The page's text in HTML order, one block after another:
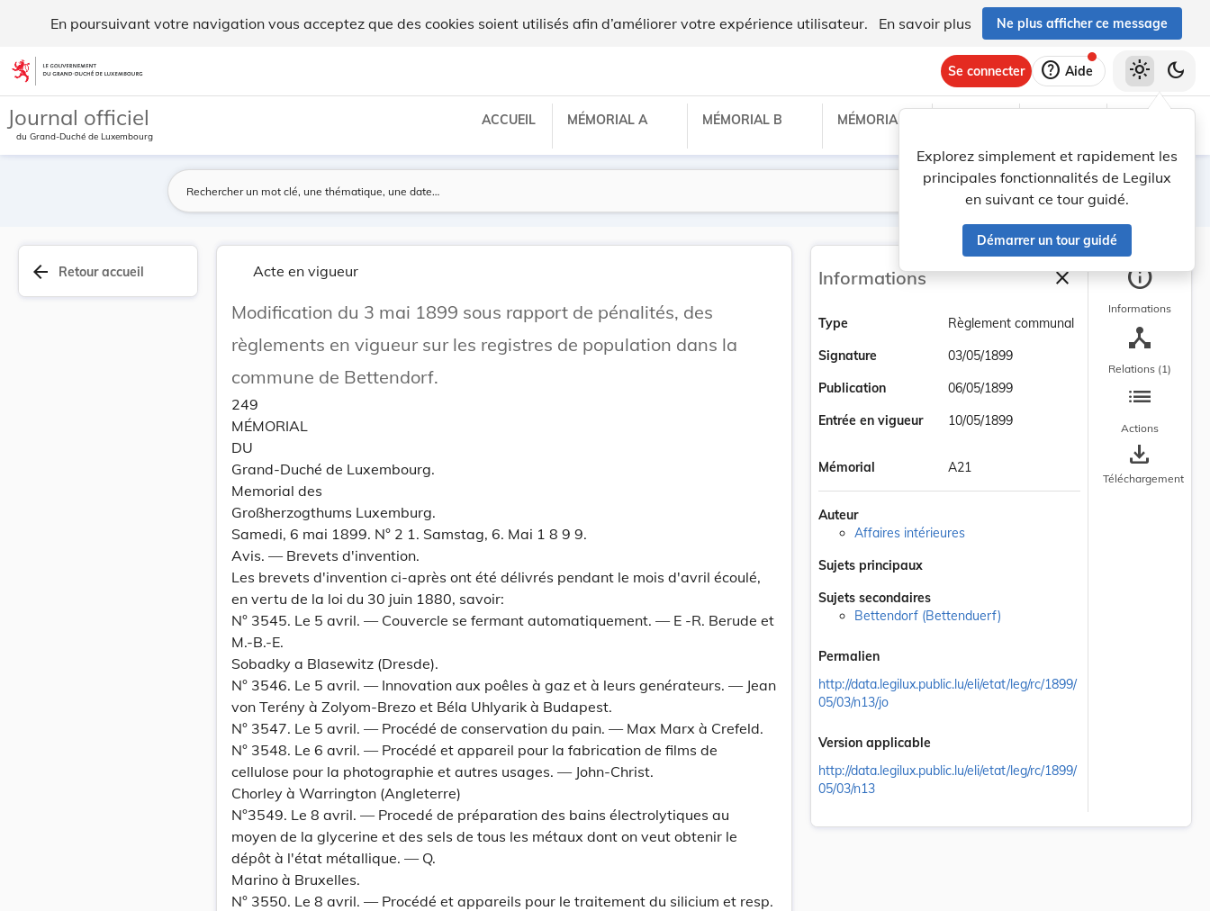
En poursuivant votre navigation vous acceptez que des cookies soient utilisés afin d’améliorer votre expérience utilisateur. En savoir plus Ne plus afficher ce message
Aller au contenu
Se connecter help Aide
Explorez simplement et rapidement les
principales fonctionnalités de Legilux
en suivant ce tour guidé.
Démarrer un tour guidé
light_mode dark_mode
Journal officiel
du Grand-Duché de Luxembourg
ACCUEIL MÉMORIAL A MÉMORIAL B MÉMORIAL C
Lancer la recherche
Filtres
arrow_back Retour accueil Acte en vigueur
Modification du 3 mai 1899 sous rapport de pénalités, des
règlements en vigueur sur les registres de population dans la
commune de Bettendorf.
249
MÉMORIAL
DU
Grand-Duché de Luxembourg.
Memorial des
Großherzogthums Luxemburg.
Samedi, 6 mai 1899. N° 2 1. Samstag, 6. Mai 1 8 9 9.
Avis. — Brevets d'invention.
Les brevets d'invention ci-après ont été délivrés pendant le mois d'avril écoulé,
en vertu de la loi du 30 juin 1880, savoir:
N° 3545. Le 5 avril. — Couvercle se fermant automatiquement. — E -R. Berude et
M.-B.-E.
Sobadky a Blasewitz (Dresde).
N° 3546. Le 5 avril. — Innovation aux poêles à gaz et à leurs genérateurs. — Jean
von Terény à Zolyom-Brezo et Béla Uhlyarik à Budapest.
N° 3547. Le 5 avril. — Procédé de conservation du pain. — Max Marx à Crefeld.
N° 3548. Le 6 avril. — Procédé et appareil pour la fabrication de films de
cellulose pour la photographie et autres usages. — John-Christ.
Chorley à Warrington (Angleterre)
N°3549. Le 8 avril. — Procedé de préparation des bains électrolytiques au
moyen de la glycerine et des sels de tous les métaux dont on veut obtenir le
dépôt à l'état métallique. — Q.
Marino à Bruxelles.
N° 3550. Le 8 avril. — Procédé et appareils pour le traitement du silicium et resp.
Informations closeFermer la barre
Type
Règlement communal
Signature
03/05/1899
Publication
06/05/1899
Entrée en vigueur
10/05/1899
Mémorial A21
Auteur
Affaires intérieures
Sujets principaux
Sujets secondaires
Bettendorf (Bettenduerf)
Permalien
http://data.legilux.public.lu/eli/etat/leg/rc/1899/
05/03/n13/jo
Version applicable
http://data.legilux.public.lu/eli/etat/leg/rc/1899/
05/03/n13
info
Informations
device_hub
Relations (1)
list
Actions
save_alt
Téléchargement